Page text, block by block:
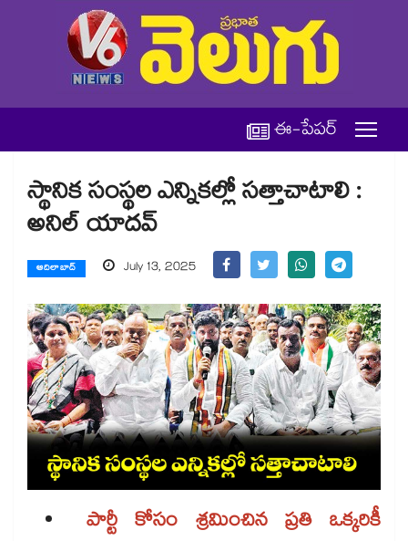
ఈ-పేపర్
స్థానిక సంస్థల ఎన్నికల్లో సత్తాచాటాలి :
అనిల్ యాదవ్
ఆదిలాబాద్ July 13, 2025
పార్టీ కోసం శ్రమించిన ప్రతి ఒక్కరికీ